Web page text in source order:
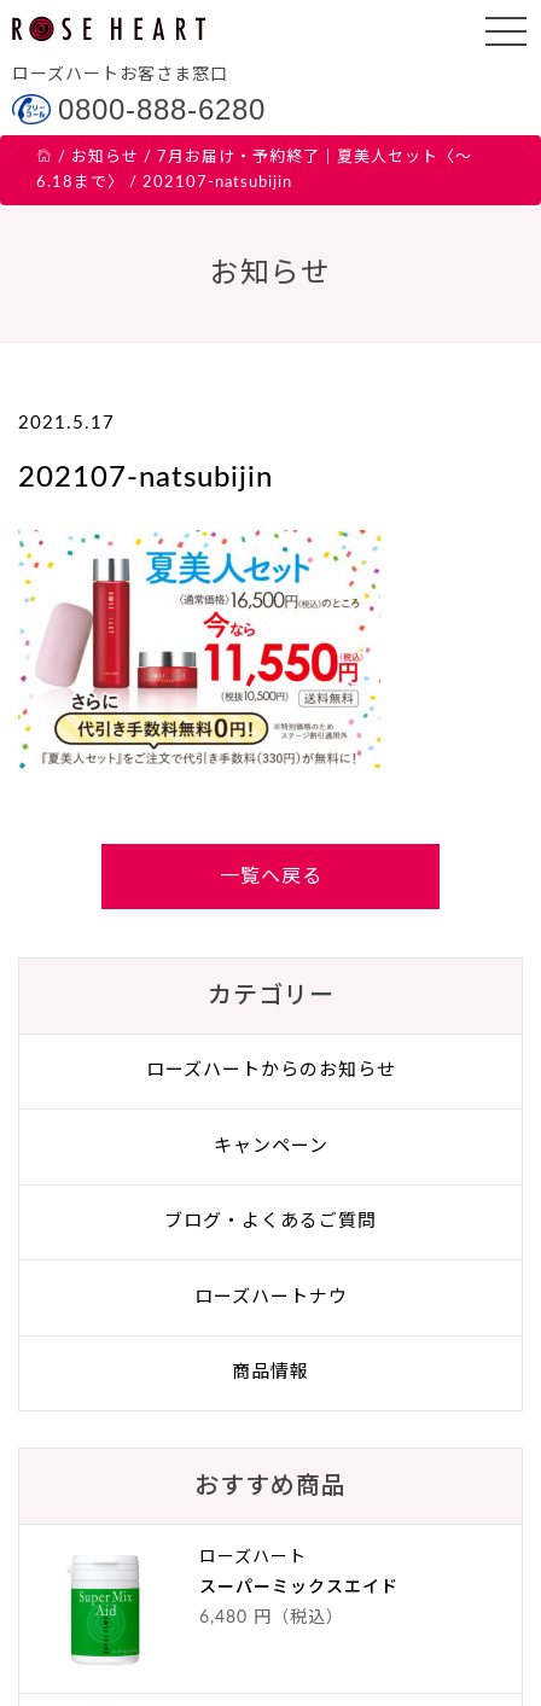
ローズハートお客さま窓口
0800-888-6280
/ お知らせ / 7月お届け・予約終了｜夏美人セット〈～
6.18まで〉
/ 202107-natsubijin
お知らせ
2021.5.17
202107-natsubijin
一覧へ戻る
カテゴリー
ローズハートからのお知らせ
キャンペーン
ブログ・よくあるご質問
ローズハートナウ
商品情報
おすすめ商品
ローズハート
スーパーミックスエイド
6,480 円（税込）